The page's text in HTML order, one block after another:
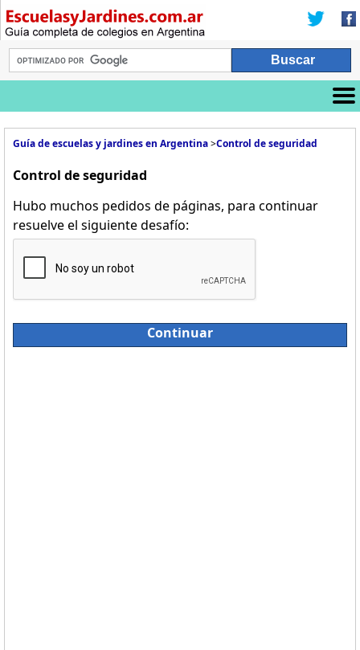
Guía de escuelas y jardines en Argentina>Control de seguridad
Control de seguridad
Hubo muchos pedidos de páginas, para continuar
resuelve el siguiente desafío:
Continuar